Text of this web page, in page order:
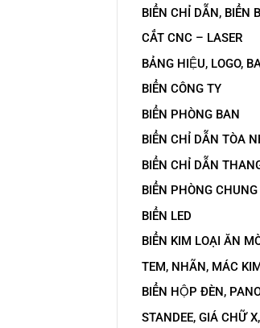
BIỂN CHỈ DẪN, BIỂN
CẮT CNC – LASER
BẢNG HIỆU, LOGO,
BIỂN CÔNG TY
BIỂN PHÒNG BAN
BIỂN CHỈ DẪN TÒA
BIỂN CHỈ DẪN
BIỂN PHÒNG
BIỂN LED
BIỂN KIM LOẠI ĂN
TEM, NHÃN, MÁC
BIỂN HỘP ĐÈN,
STANDEE, GIÁ CHỮ